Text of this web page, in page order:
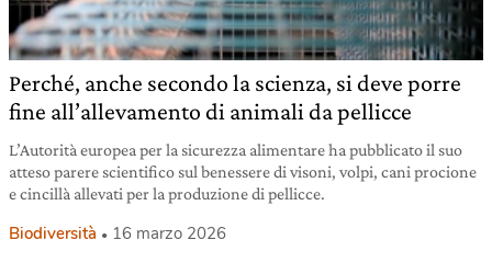
Perché, anche secondo la scienza, si deve porre
fine all’allevamento di animali da pellicce
L’Autorità europea per la sicurezza alimentare ha pubblicato il suo
atteso parere scientifico sul benessere di visoni, volpi, cani procione
e cincillà allevati per la produzione di pellicce.
Biodiversità 16 marzo 2026